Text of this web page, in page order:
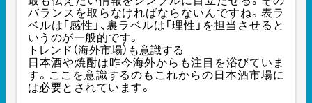
バランスを取らなければならないんですね。表ラ
ベルは「感性」、裏ラベルは「理性」を担当させると
いうのが一般的です。
トレンド（海外市場）も意識する
日本酒や焼酎は昨今海外からも注目を浴びていま
す。ここを意識するのもこれからの日本酒市場に
は必要とされています。